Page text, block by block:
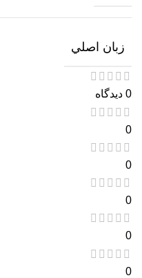
زبان اصلي
0 دیدگاه
0
0
0
0
0